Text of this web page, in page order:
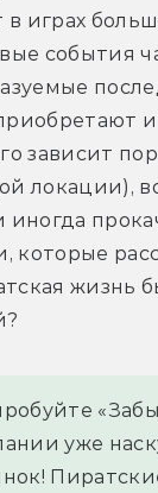
в играх
события
зависит
локации),
иногда
которые
жизнь
уже